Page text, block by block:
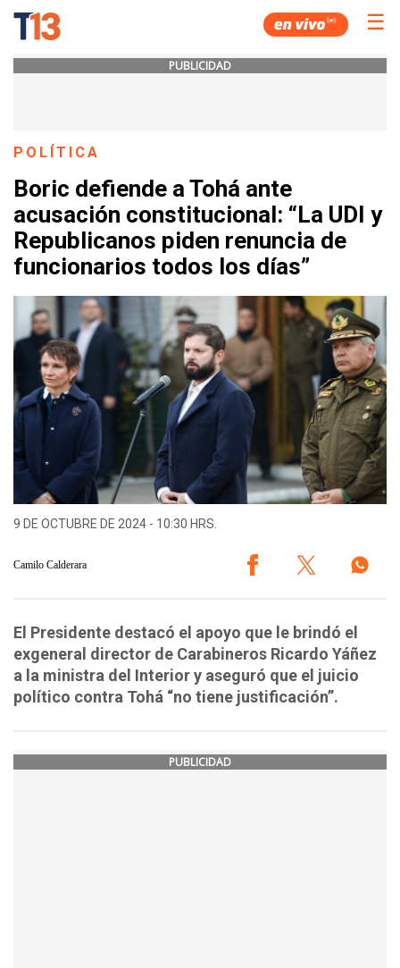
☰
PUBLICIDAD
POLÍTICA
Boric defiende a Tohá ante
acusación constitucional: “La UDI y
Republicanos piden renuncia de
funcionarios todos los días”
9 DE OCTUBRE DE 2024 - 10:30 HRS.
Camilo Calderara
El Presidente destacó el apoyo que le brindó el
exgeneral director de Carabineros Ricardo Yáñez
a la ministra del Interior y aseguró que el juicio
político contra Tohá “no tiene justificación”.
PUBLICIDAD